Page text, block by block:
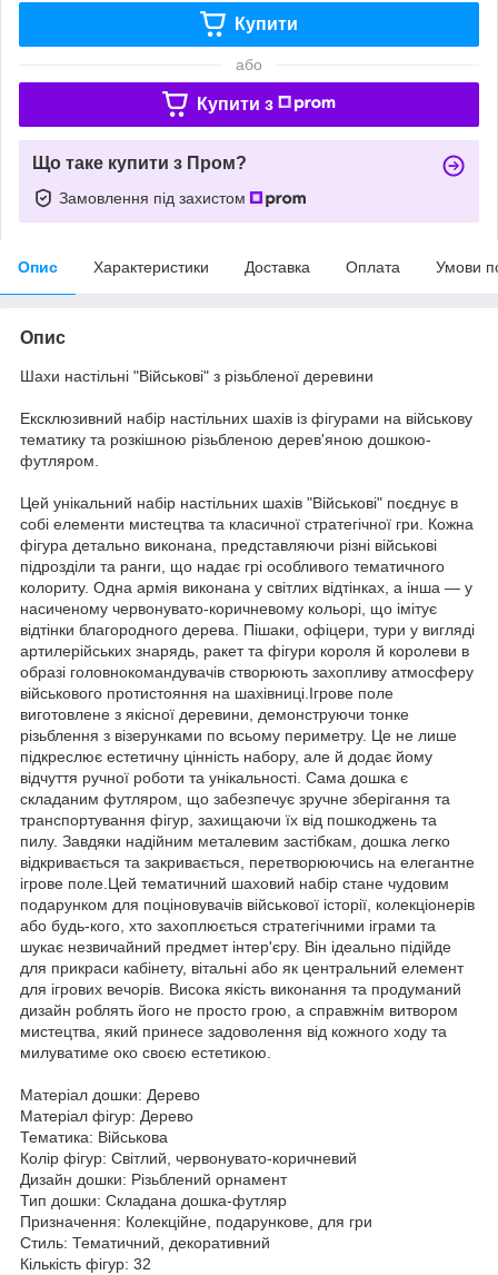
Купити
або
Купити з
Що таке купити з Пром?
Замовлення під захистом
Опис Характеристики Доставка Оплата Умови
Опис
Шахи настільні "Військові" з різьбленої деревини
Ексклюзивний набір настільних шахів із фігурами на військову
тематику та розкішною різьбленою дерев'яною дошкою-
футляром.
Цей унікальний набір настільних шахів "Військові" поєднує в
собі елементи мистецтва та класичної стратегічної гри. Кожна
фігура детально виконана, представляючи різні військові
підрозділи та ранги, що надає грі особливого тематичного
колориту. Одна армія виконана у світлих відтінках, а інша — у
насиченому червонувато-коричневому кольорі, що імітує
відтінки благородного дерева. Пішаки, офіцери, тури у вигляді
артилерійських знарядь, ракет та фігури короля й королеви в
образі головнокомандувачів створюють захопливу атмосферу
військового протистояння на шахівниці.Ігрове поле
виготовлене з якісної деревини, демонструючи тонке
різьблення з візерунками по всьому периметру. Це не лише
підкреслює естетичну цінність набору, але й додає йому
відчуття ручної роботи та унікальності. Сама дошка є
складаним футляром, що забезпечує зручне зберігання та
транспортування фігур, захищаючи їх від пошкоджень та
пилу. Завдяки надійним металевим застібкам, дошка легко
відкривається та закривається, перетворюючись на елегантне
ігрове поле.Цей тематичний шаховий набір стане чудовим
подарунком для поціновувачів військової історії, колекціонерів
або будь-кого, хто захоплюється стратегічними іграми та
шукає незвичайний предмет інтер'єру. Він ідеально підійде
для прикраси кабінету, вітальні або як центральний елемент
для ігрових вечорів. Висока якість виконання та продуманий
дизайн роблять його не просто грою, а справжнім витвором
мистецтва, який принесе задоволення від кожного ходу та
милуватиме око своєю естетикою.
Матеріал дошки: Дерево
Матеріал фігур: Дерево
Тематика: Військова
Колір фігур: Світлий, червонувато-коричневий
Дизайн дошки: Різьблений орнамент
Тип дошки: Складана дошка-футляр
Призначення: Колекційне, подарункове, для гри
Стиль: Тематичний, декоративний
Кількість фігур: 32